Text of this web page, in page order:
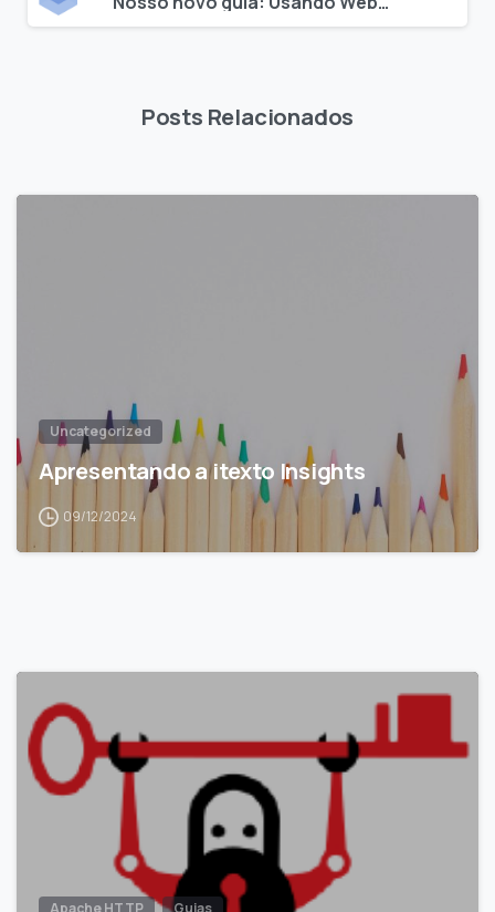
Posts Relacionados
Uncategorized
Apresentando a itexto Insights
09/12/2024
Apache HTTP Guias